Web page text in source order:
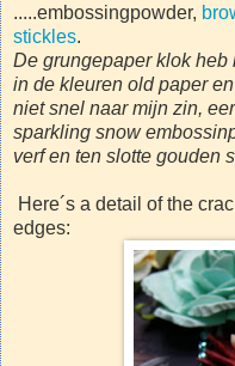
.....embossingpowder,
stickles.
De grungepaper klok
in de kleuren old paper
niet snel naar mijn zin,
sparkling snow
verf en ten slotte gouden
Here´s a detail of the
edges: